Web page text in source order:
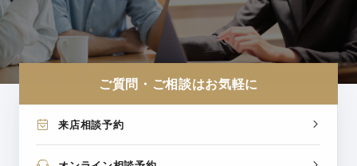
ご質問・ご相談はお気軽に
来店相談予約